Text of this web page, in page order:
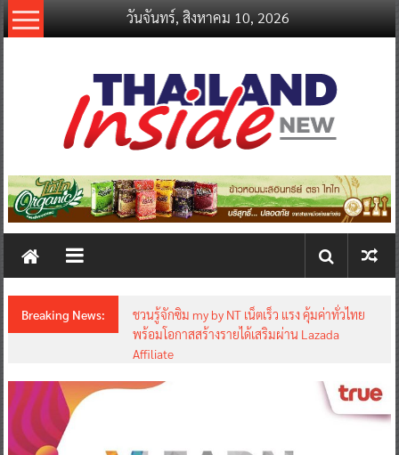
Skip
to
วันจันทร์, สิงหาคม 10, 2026
thailandinsidenew.com
Thailand
New
Breaking News:
ชวนรู้จักซิม my by NT เน็ตเร็ว แรง คุ้มค่าทั่วไทย
พร้อมโอกาสสร้างรายได้เสริมผ่าน Lazada
Affiliate